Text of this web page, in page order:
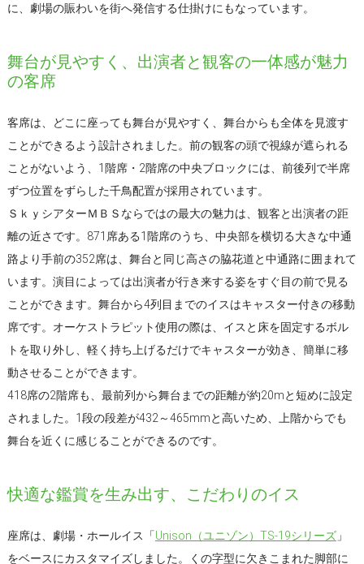
に、劇場の賑わいを街へ発信する仕掛けにもなっています。
舞台が見やすく、出演者と観客の一体感が魅力
の客席
客席は、どこに座っても舞台が見やすく、舞台からも全体を見渡す
ことができるよう設計されました。前の観客の頭で視線が遮られる
ことがないよう、1階席・2階席の中央ブロックには、前後列で半席
ずつ位置をずらした千鳥配置が採用されています。
ＳｋｙシアターＭＢＳならではの最大の魅力は、観客と出演者の距
離の近さです。871席ある1階席のうち、中央部を横切る大きな中通
路より手前の352席は、舞台と同じ高さの脇花道と中通路に囲まれて
います。演目によっては出演者が行き来する姿をすぐ目の前で見る
ことができます。舞台から4列目までのイスはキャスター付きの移動
席です。オーケストラピット使用の際は、イスと床を固定するボル
トを取り外し、軽く持ち上げるだけでキャスターが効き、簡単に移
動させることができます。
418席の2階席も、最前列から舞台までの距離が約20mと短めに設定
されました。1段の段差が432～465mmと高いため、上階からでも
舞台を近くに感じることができるのです。
快適な鑑賞を生み出す、こだわりのイス
座席は、劇場・ホールイス「Unison（ユニゾン）TS-19シリーズ」
をベースにカスタマイズしました。くの字型に欠きこまれた脚部に